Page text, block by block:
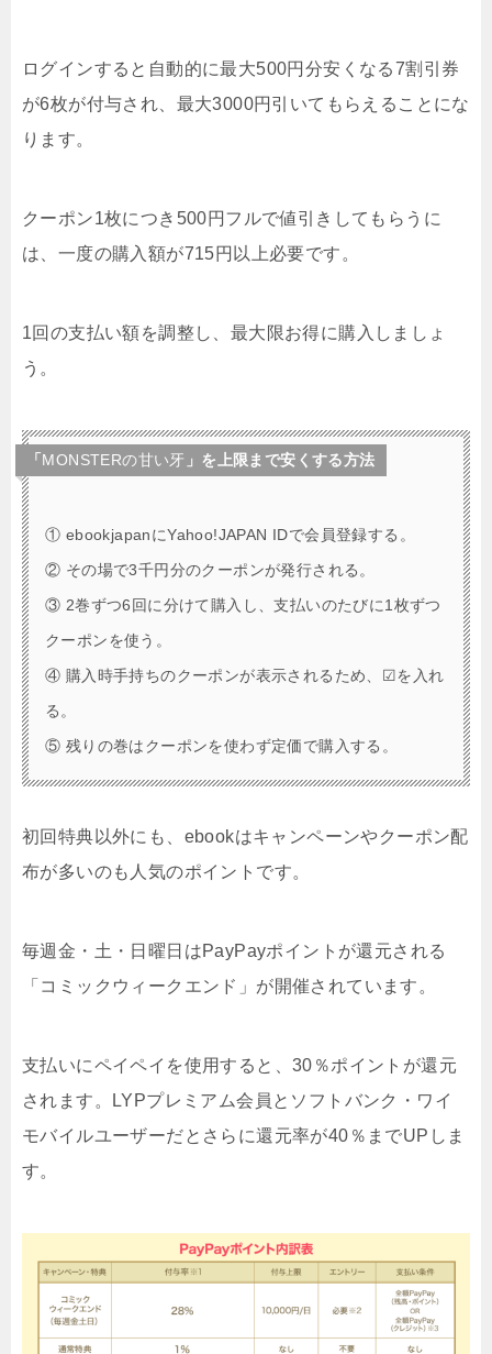
ログインすると自動的に最大500円分安くなる7割引券
が6枚が付与され、最大3000円引いてもらえることにな
ります。
クーポン1枚につき500円フルで値引きしてもらうに
は、一度の購入額が715円以上必要です。
1回の支払い額を調整し、最大限お得に購入しましょ
う。
「 MONSTERの甘い牙 」を上限まで安くする方法
① ebookjapanにYahoo!JAPAN IDで会員登録する。
② その場で3千円分のクーポンが発行される。
③ 2巻ずつ6回に分けて購入し、支払いのたびに1枚ずつ
クーポンを使う。
④ 購入時手持ちのクーポンが表示されるため、☑を入れ
る。
⑤ 残りの巻はクーポンを使わず定価で購入する。
初回特典以外にも、ebookはキャンペーンやクーポン配
布が多いのも人気のポイントです。
毎週金・土・日曜日はPayPayポイントが還元される
「コミックウィークエンド」が開催されています。
支払いにペイペイを使用すると、30％ポイントが還元
されます。LYPプレミアム会員とソフトバンク・ワイ
モバイルユーザーだとさらに還元率が40％までUPしま
す。